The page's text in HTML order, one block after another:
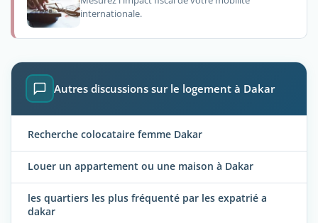
internationale.
Autres discussions sur le logement à Dakar
Recherche colocataire femme Dakar
Louer un appartement ou une maison à Dakar
les quartiers les plus fréquenté par les expatrié a
dakar